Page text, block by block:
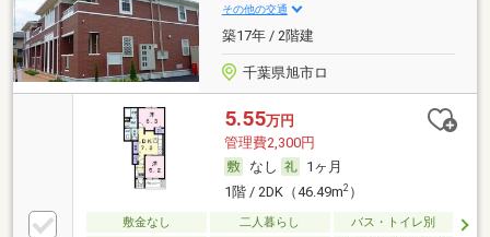
その他の交通
築17年 / 2階建
千葉県旭市ロ
5.55万円
管理費2,300円
なし
1ヶ月
1階 / 2DK（46.49m2）
敷金なし 二人暮らし バス・トイレ別